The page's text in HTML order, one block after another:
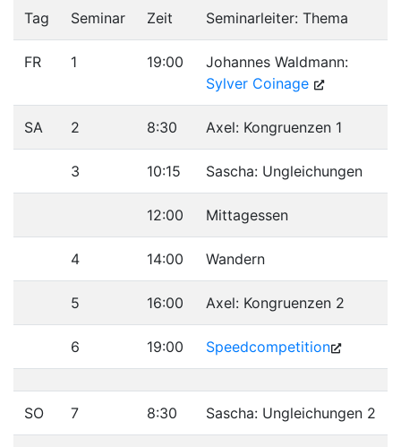
Tag Seminar Zeit Seminarleiter: Thema
FR 1 19:00
Johannes Waldmann:
Sylver Coinage
SA 2 8:30 Axel: Kongruenzen 1
3 10:15 Sascha: Ungleichungen
12:00 Mittagessen
4 14:00 Wandern
5 16:00 Axel: Kongruenzen 2
6 19:00 Speedcompetition
SO 7 8:30 Sascha: Ungleichungen 2